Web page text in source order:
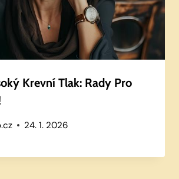
Krevní Tlak: Rady Pro
24. 1. 2026